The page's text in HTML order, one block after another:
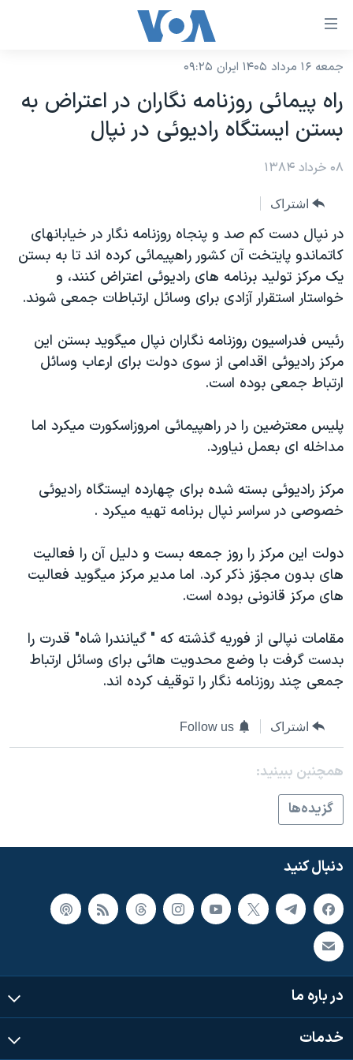
لینکهای
دسترسی
جهش
محتوای
اصلی
اصلی
جهش
به
جستجو
نسخه سبک وب‌سایت
موضوع ها
ایران
آمریکا
جهان
ورزشی
گزیده‌ها
ویدیوها
فرهنگ و زندگی
اقتصادی
علم و فناوری
اسرائیل در جنگ
گالری عکس
برنامه های تلویزیونی
جدول برنامه ها
صفحه‌های ویژه
جام جهانی ۲۰۲۶
عملیات خشم حماسی
بایگانی برنامه‌های تلویزیونی
مستندها
حمله جمهوری اسلامی به اسرائیل
رمز مهسا
ورزش زنان در ایران
اعتراضات زن، زندگی، آزادی
تریبونال مردمی آبان ۹۸
دادگاه حمید نوری
قانون شفافیت دارائی کادر رهبری ایران
اعتراضات مردمی آبان ۹۸
نرگس محمدی برنده جایزه نوبل صلح
همایش محافظه‌کاران آمریکا «سی‌پک»
صفحه‌های ویژه
سفر پرزیدنت ترامپ به چین
فرکانس‌های صدای آمریکا
پخش رادیویی
دنبال کنید
جمعه ۱۶ مرداد ۱۴۰۵ ایران ۰۹:۲۵
راه پيمائی روزنامه نگاران در اعتراض به
بستن ايستگاه راديوئی در نپال
۰۸ خرداد ۱۳۸۴
اشتراک
در نپال دست کم صد و پنجاه روزنامه نگار در خيابانهای
کاتماندو پايتخت آن کشور راهپيمائی کرده اند تا به بستن
يک مرکز توليد برنامه های راديوئی اعتراض کنند، و
خواستار استقرار آزادی برای وسائل ارتباطات جمعی شوند.
رئيس فدراسيون روزنامه نگاران نپال ميگويد بستن اين
مرکز راديوئی اقدامی از سوی دولت برای ارعاب وسائل
ارتباط جمعی بوده است.
پليس معترضين را در راهپيمائی امروزاسکورت ميکرد اما
مداخله ای بعمل نياورد.
مرکز راديوئی بسته شده برای چهارده ايستگاه راديوئی
خصوصی در سراسر نپال برنامه تهيه ميکرد .
دولت اين مرکز را روز جمعه بست و دليل آن را فعاليت
های بدون مجوّز ذکر کرد. اما مدير مرکز ميگويد فعاليت
های مرکز قانونی بوده است.
مقامات نپالی از فوريه گذشته که " گيانندرا شاه" قدرت را
بدست گرفت با وضع محدويت هائی برای وسائل ارتباط
جمعی چند روزنامه نگار را توقيف کرده اند.
اشتراک Follow us
همچنبن ببینید:
گزيده‌ها
دنبال کنید
در باره ما
خدمات